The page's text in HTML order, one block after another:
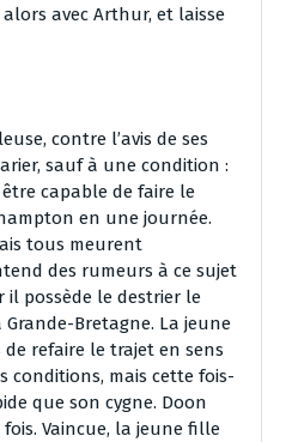
avec Arthur, et laisse
contre l’avis de ses
sauf à une condition :
capable de faire le
en une journée.
tous meurent
des rumeurs à ce sujet
il possède le destrier le
Bretagne. La jeune
refaire le trajet en sens
conditions, mais cette fois-
que son cygne. Doon
Vaincue, la jeune fille